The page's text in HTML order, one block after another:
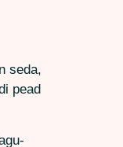
seda,
pead